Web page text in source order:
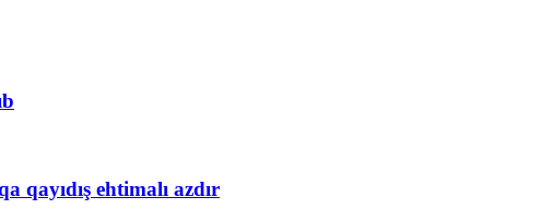
qayıdış ehtimalı azdır